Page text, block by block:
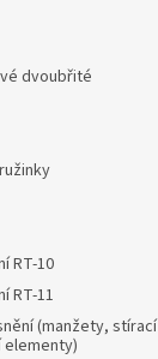
dvoubřité
RT-10
RT-11
(manžety, stírací